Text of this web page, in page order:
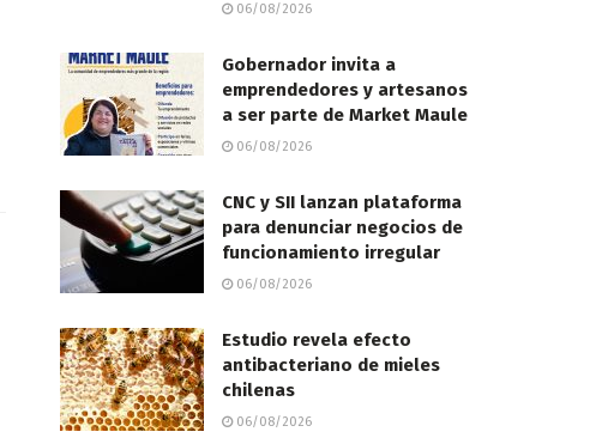
06/08/2026
Gobernador invita a
emprendedores y artesanos
a ser parte de Market Maule
06/08/2026
CNC y SII lanzan plataforma
para denunciar negocios de
funcionamiento irregular
06/08/2026
Estudio revela efecto
antibacteriano de mieles
chilenas
06/08/2026